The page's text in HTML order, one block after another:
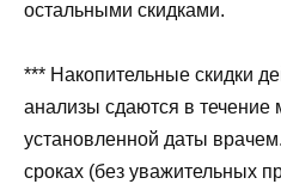
остальными скидками.
*** Накопительные скидки
анализы сдаются в течение
установленной даты
сроках (без уважительных